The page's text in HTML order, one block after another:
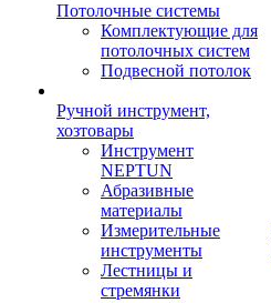
Потолочные системы
Комплектующие для
потолочных систем
Подвесной потолок
Ручной инструмент,
хозтовары
Инструмент
NEPTUN
Абразивные
материалы
Измерительные
инструменты
Лестницы и
стремянки